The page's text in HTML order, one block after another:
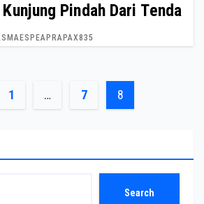
Pindah Dari Tenda
1 … 7 8
Search